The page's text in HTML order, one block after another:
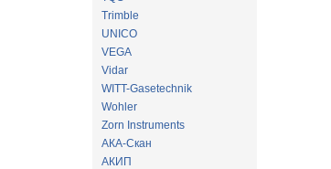
Trimble
UNICO
VEGA
Vidar
WITT-Gasetechnik
Wohler
Zorn Instruments
АКА-Скан
АКИП